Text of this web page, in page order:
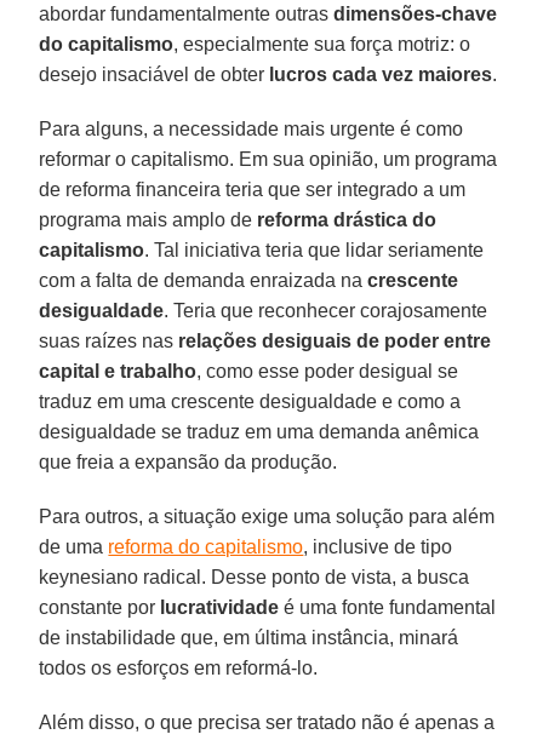
abordar fundamentalmente outrasdimensões-chave
do capitalismo, especialmente sua força motriz: o
desejo insaciável de obter lucros cada vez maiores.
Para alguns, a necessidade mais urgente é como
reformar o capitalismo. Em sua opinião, um programa
de reforma financeira teria que ser integrado a um
programa mais amplo de reforma drástica do
capitalismo. Tal iniciativa teria que lidar seriamente
com a falta de demanda enraizada nacrescente
desigualdade. Teria que reconhecer corajosamente
suas raízes nas relações desiguais de poder entre
capital e trabalho, como esse poder desigual se
traduz em uma crescente desigualdade e como a
desigualdade se traduz em uma demanda anêmica
que freia a expansão da produção.
Para outros, a situação exige uma solução para além
de uma reforma do capitalismo, inclusive de tipo
keynesiano radical. Desse ponto de vista, a busca
constante por lucratividade é uma fonte fundamental
de instabilidade que, em última instância, minará
todos os esforços em reformá-lo.
Além disso, o que precisa ser tratado não é apenas a